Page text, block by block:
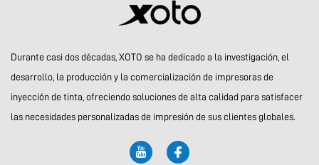
Durante casi dos décadas, XOTO se ha dedicado a la investigación, el
desarrollo, la producción y la comercialización de impresoras de
inyección de tinta, ofreciendo soluciones de alta calidad para satisfacer
las necesidades personalizadas de impresión de sus clientes globales.